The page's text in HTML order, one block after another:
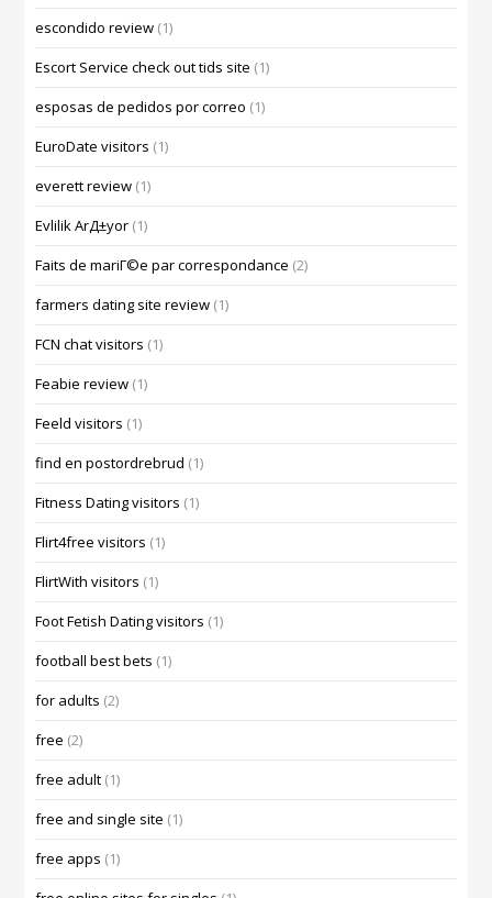
escondido review (1)
Escort Service check out tids site (1)
esposas de pedidos por correo (1)
EuroDate visitors (1)
everett review (1)
Evlilik ArД±yor (1)
Faits de mariГ©e par correspondance (2)
farmers dating site review (1)
FCN chat visitors (1)
Feabie review (1)
Feeld visitors (1)
find en postordrebrud (1)
Fitness Dating visitors (1)
Flirt4free visitors (1)
FlirtWith visitors (1)
Foot Fetish Dating visitors (1)
football best bets (1)
for adults (2)
free (2)
free adult (1)
free and single site (1)
free apps (1)